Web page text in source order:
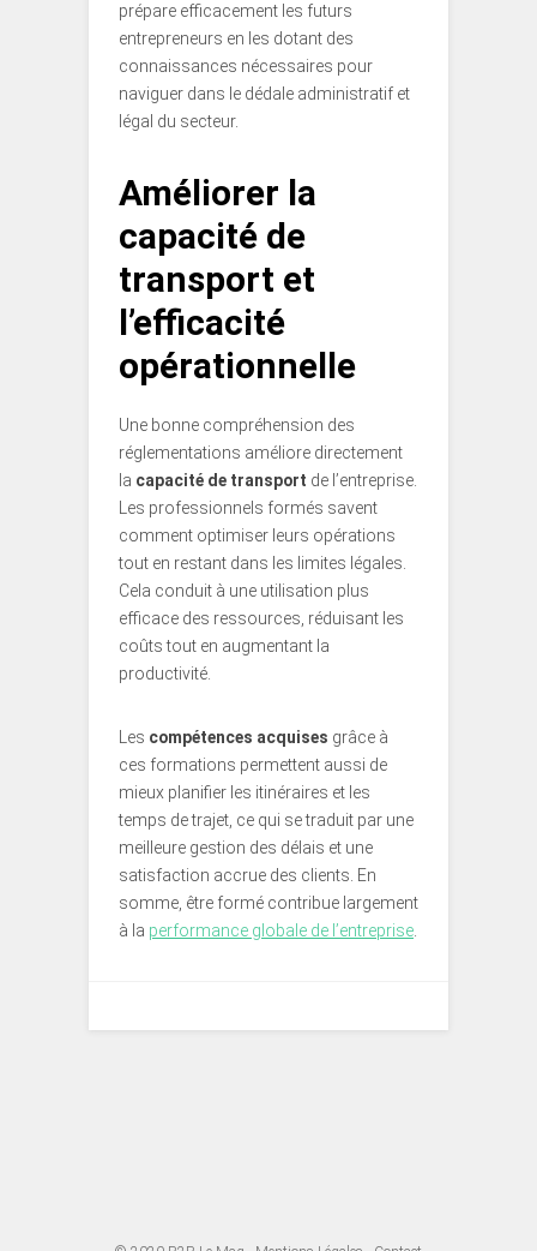
prépare efficacement les futurs
entrepreneurs en les dotant des
connaissances nécessaires pour
naviguer dans le dédale administratif et
légal du secteur.
Améliorer la
capacité de
transport et
l’efficacité
opérationnelle
Une bonne compréhension des
réglementations améliore directement
la capacité de transport de l’entreprise.
Les professionnels formés savent
comment optimiser leurs opérations
tout en restant dans les limites légales.
Cela conduit à une utilisation plus
efficace des ressources, réduisant les
coûts tout en augmentant la
productivité.
Les compétences acquises grâce à
ces formations permettent aussi de
mieux planifier les itinéraires et les
temps de trajet, ce qui se traduit par une
meilleure gestion des délais et une
satisfaction accrue des clients. En
somme, être formé contribue largement
à la performance globale de l’entreprise